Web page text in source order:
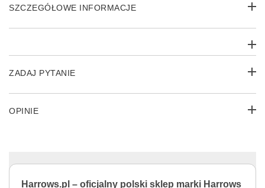
SZCZEGÓŁOWE INFORMACJE
ZADAJ PYTANIE
OPINIE
Harrows.pl – oficjalny polski sklep marki Harrows